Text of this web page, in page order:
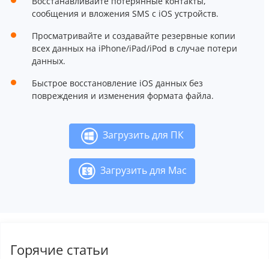
сообщения и вложения SMS с iOS устройств.
Просматривайте и создавайте резервные копии
всех данных на iPhone/iPad/iPod в случае потери
данных.
Быстрое восстановление iOS данных без
повреждения и изменения формата файла.
Загрузить для ПК
Загрузить для Mac
Горячие статьи